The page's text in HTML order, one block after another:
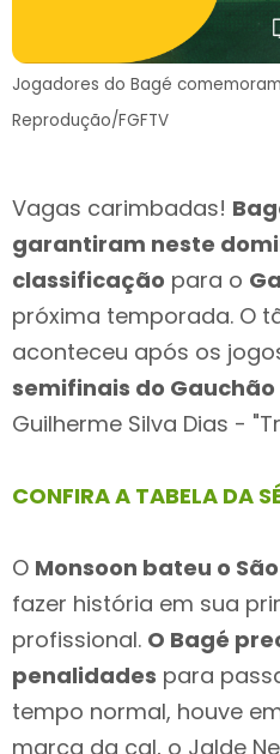
Jogadores do Bagé
Reprodução/FGFTV
Vagas carimbadas!
garantiram neste
classificação para o
próxima temporada. O
aconteceu após os
semifinais do Gauchão
Guilherme Silva Dias -
CONFIRA A TABELA DA
O Monsoon bateu o
fazer história em sua
profissional. O Bagé
penalidades para
tempo normal, houve
marca da cal, o Jalde